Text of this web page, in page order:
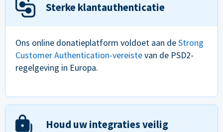
Sterke klantauthenticatie
Ons online donatieplatform voldoet aan deStrong
Customer Authentication-vereistevan de PSD2-
regelgeving in Europa.
Houd uw integraties veilig